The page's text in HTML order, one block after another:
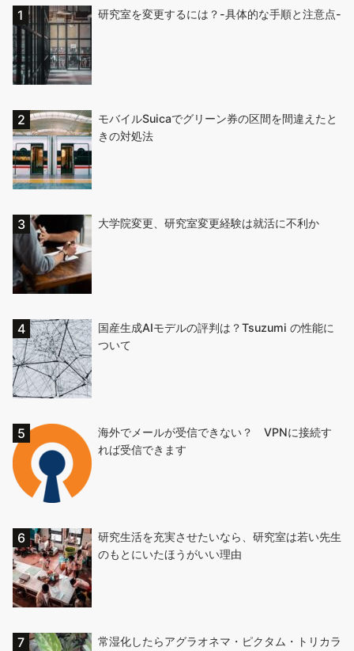
研究室を変更するには？-具体的な手順と注意点-
モバイルSuicaでグリーン券の区間を間違えたと
きの対処法
大学院変更、研究室変更経験は就活に不利か
国産生成AIモデルの評判は？Tsuzumi の性能に
ついて
海外でメールが受信できない？ VPNに接続す
れば受信できます
研究生活を充実させたいなら、研究室は若い先生
のもとにいたほうがいい理由
常湿化したらアグラオネマ・ピクタム・トリカラ